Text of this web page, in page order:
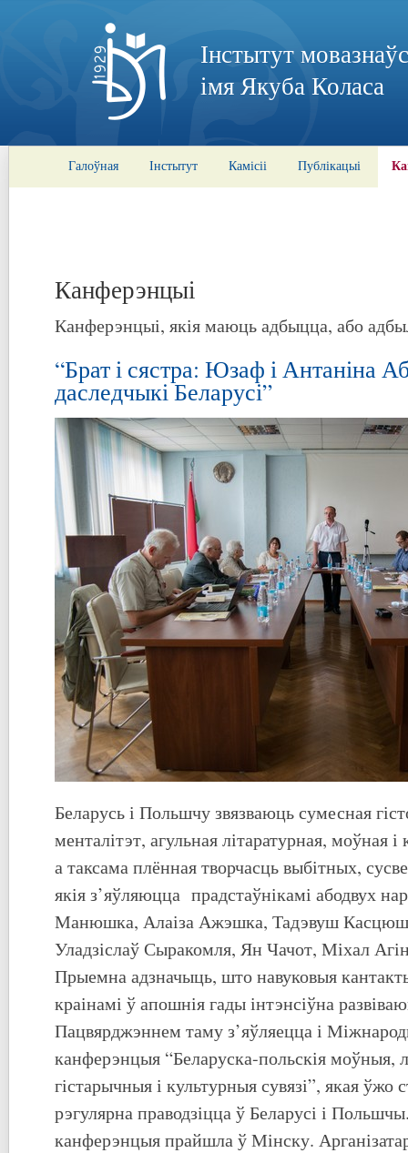
Інстытут
імя Якуба Коласа
Галоўная Інстытут Камісіі Публікацыі
Канферэнцыі
Канферэнцыі, якія маюць адбыцца, або
“Брат і сястра: Юзаф і Антаніна
даследчыкі Беларусі”
Беларусь і Польшчу звязваюць сумесная
менталітэт, агульная літаратурная, моўная
а таксама плённая творчасць выбітных,
якія з’яўляюцца прадстаўнікамі абодвух
Манюшка, Алаіза Ажэшка, Тадэвуш
Уладзіслаў Сыракомля, Ян Чачот, Міхал
Прыемна адзначыць, што навуковыя
краінамі ў апошнія гады інтэнсіўна
Пацвярджэннем таму з’яўляецца і
канферэнцыя “Беларуска-польскія моўныя,
гістарычныя і культурныя сувязі”, якая ўжо
рэгулярна праводзіцца ў Беларусі і
канферэнцыя прайшла ў Мінску.